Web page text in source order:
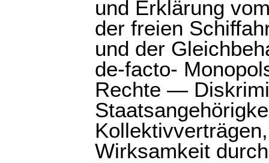
und Erklärung
der freien
und der
de-facto-
Rechte —
Wirksamkeit